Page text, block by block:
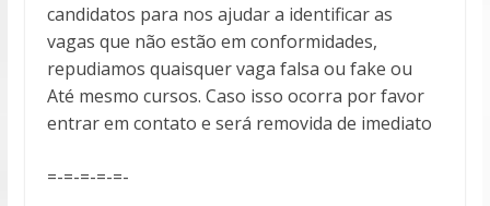
candidatos para nos ajudar a identificar as
vagas que não estão em conformidades,
repudiamos quaisquer vaga falsa ou fake ou
Até mesmo cursos. Caso isso ocorra por favor
entrar em contato e será removida de imediato
=-=-=-=-=-